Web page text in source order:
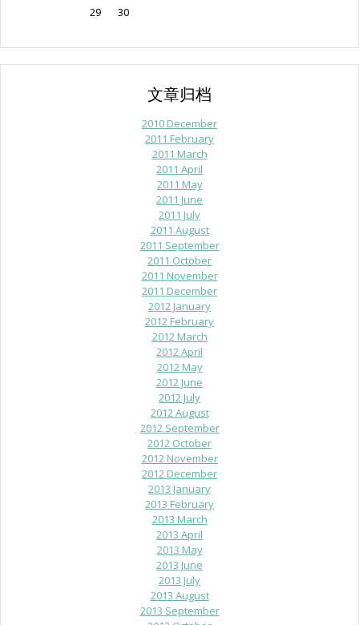
29 30
文章归档
2010 December
2011 February
2011 March
2011 April
2011 May
2011 June
2011 July
2011 August
2011 September
2011 October
2011 November
2011 December
2012 January
2012 February
2012 March
2012 April
2012 May
2012 June
2012 July
2012 August
2012 September
2012 October
2012 November
2012 December
2013 January
2013 February
2013 March
2013 April
2013 May
2013 June
2013 July
2013 August
2013 September